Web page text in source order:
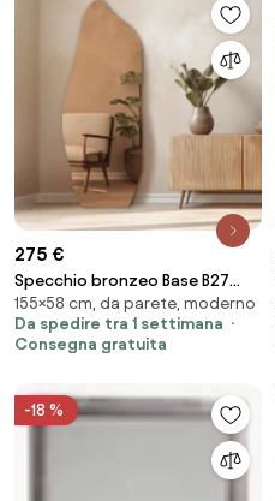
275 €
Specchio bronzeo Base B27
58×155
155×58 cm, da parete, moderno
Da spedire tra 1 settimana
Consegna gratuita
-18 %